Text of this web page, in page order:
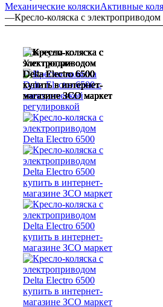
Механические коляскиАктивные
—Кресло-коляска с
Советуем
Хит продаж